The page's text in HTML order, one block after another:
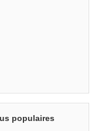
populaires